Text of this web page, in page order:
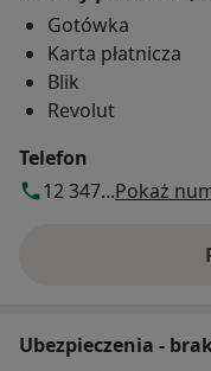
Gotówka
Karta płatnicza
Blik
Revolut
Telefon
12 347...Pokaż
Ubezpieczenia -